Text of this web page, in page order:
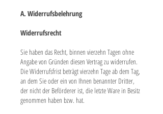
A. Widerrufsbelehrung
Widerrufsrecht
Sie haben das Recht, binnen vierzehn Tagen ohne
Angabe von Gründen diesen Vertrag zu widerrufen.
Die Widerrufsfrist beträgt vierzehn Tage ab dem Tag,
an dem Sie oder ein von Ihnen benannter Dritter,
der nicht der Beförderer ist, die letzte Ware in Besitz
genommen haben bzw. hat.